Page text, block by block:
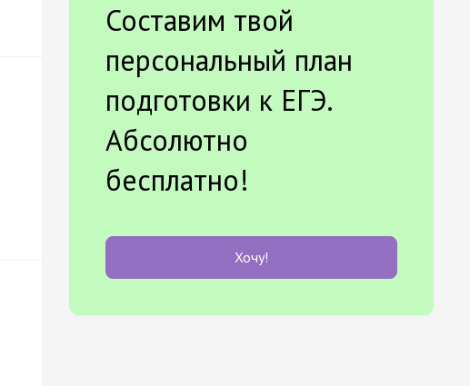
Составим твой
персональный план
подготовки к ЕГЭ.
Абсолютно
бесплатно!
Хочу!